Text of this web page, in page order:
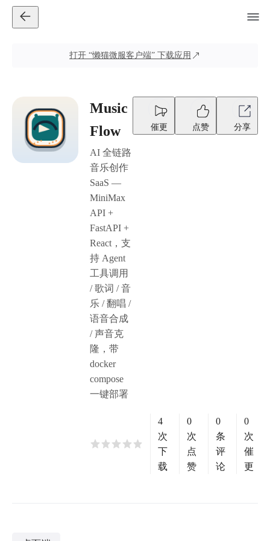
打开 “懒猫微服客户端” 下载应用
Music
Flow
AI 全链路
音乐创作
SaaS —
MiniMax
API +
FastAPI +
React，支
持 Agent
工具调用
/ 歌词 / 音
乐 / 翻唱 /
语音合成
/ 声音克
隆，带
docker
compose
一键部署
催更 点赞 分享
4
次
下
载
0
次
点
赞
0
条
评
论
0
次
催
更